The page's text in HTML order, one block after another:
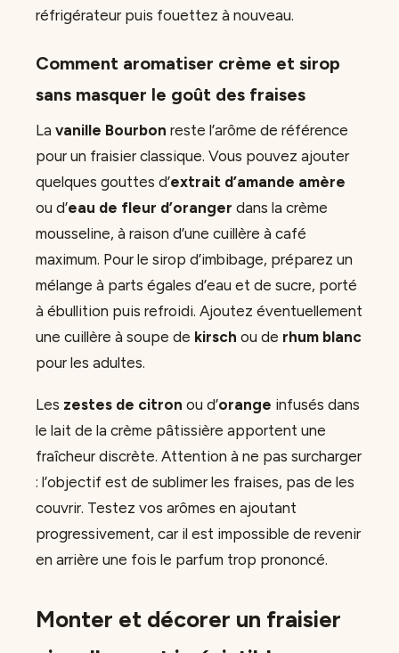
réfrigérateur puis fouettez à nouveau.
Comment aromatiser crème et sirop
sans masquer le goût des fraises
La vanille Bourbon reste l’arôme de référence
pour un fraisier classique. Vous pouvez ajouter
quelques gouttes d’extrait d’amande amère
ou d’eau de fleur d’oranger dans la crème
mousseline, à raison d’une cuillère à café
maximum. Pour le sirop d’imbibage, préparez un
mélange à parts égales d’eau et de sucre, porté
à ébullition puis refroidi. Ajoutez éventuellement
une cuillère à soupe de kirsch ou de rhum blanc
pour les adultes.
Les zestes de citron ou d’orange infusés dans
le lait de la crème pâtissière apportent une
fraîcheur discrète. Attention à ne pas surcharger
: l’objectif est de sublimer les fraises, pas de les
couvrir. Testez vos arômes en ajoutant
progressivement, car il est impossible de revenir
en arrière une fois le parfum trop prononcé.
Monter et décorer un fraisier